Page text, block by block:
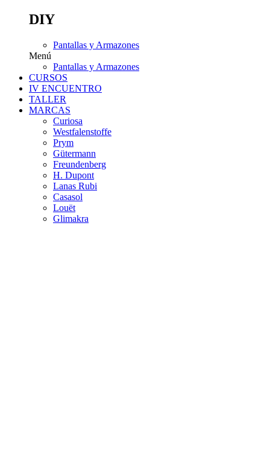
DIY
Pantallas y Armazones
Menú
Pantallas y Armazones
CURSOS
IV ENCUENTRO
TALLER
MARCAS
Curiosa
Westfalenstoffe
Prym
Gütermann
Freundenberg
H. Dupont
Lanas Rubi
Casasol
Louët
Glimakra